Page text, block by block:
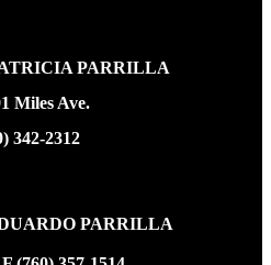
PARRILLA
Miles Ave.
342-2312
PARRILLA